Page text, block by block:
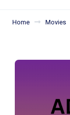
Home Movies